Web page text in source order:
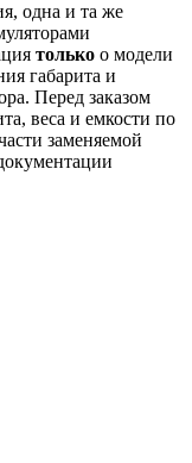
одна и та же
только о модели
габарита и
Перед заказом
веса и емкости по
заменяемой